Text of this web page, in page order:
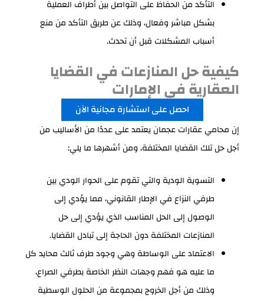
التأكد من الحفاظ على التواصل بين أطراف العملية
بشكل مباشر وفعال، وذلك عن طريق التأكد من منع
أسباب المشكلات قبل أن تحدث.
كيفية حل المنازعات في القضايا
العقارية في الإمارات
احصل على استشارة مجانية الآن
إن محامي عقارات عجمان يعتمد على عددًا من الأساليب من
أجل حل تلك القضايا المختلفة، ومن أشهرها ما يلي:
التسوية الودية والتي تقوم على الحوار الودي بين
طرفي النزاع في الإطار القانوني، مما يؤدي إلى
الوصول إلى الحل المناسب الذي يؤدي إلى حل
المنازعات المختلفة دون الحاجة إلى تبادل القضايا.
الاعتماد على الوساطة وهي وجود طرف ثالث محايد كل
ما عليه هو فهم وجهات النظر الخاصة بطرفي الصراع،
وذلك من أجل الخروج بمجموعة من الحلول الوسطية